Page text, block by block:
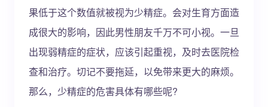
果低于这个数值就被视为少精症。会对生育方面造
成很大的影响，因此男性朋友千万不可小视。一旦
出现弱精症的症状，应该引起重视，及时去医院检
查和治疗。切记不要拖延，以免带来更大的麻烦。
那么，少精症的危害具体有哪些呢?